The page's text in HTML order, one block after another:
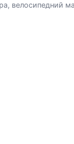
велосипедний